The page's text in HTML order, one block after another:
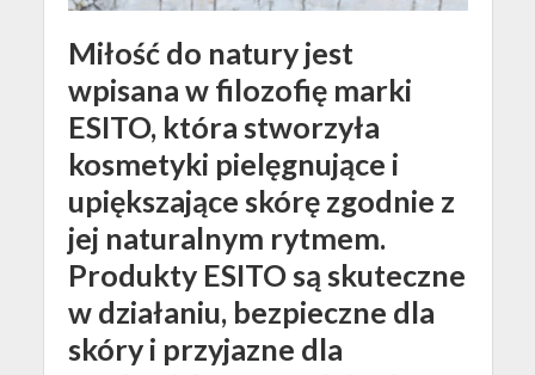
Miłość do natury jest
wpisana w filozofię marki
ESITO, która stworzyła
kosmetyki pielęgnujące i
upiększające skórę zgodnie z
jej naturalnym rytmem.
Produkty ESITO są skuteczne
w działaniu, bezpieczne dla
skóry i przyjazne dla